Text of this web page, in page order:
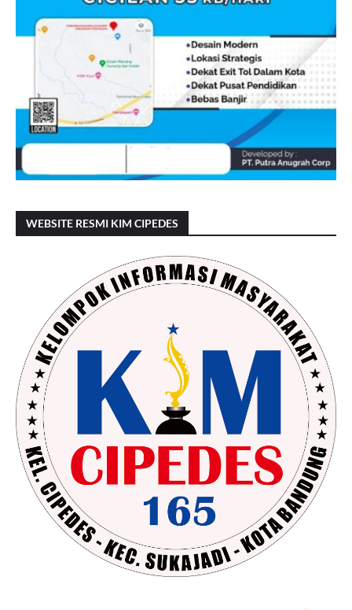
WEBSITE RESMI KIM CIPEDES